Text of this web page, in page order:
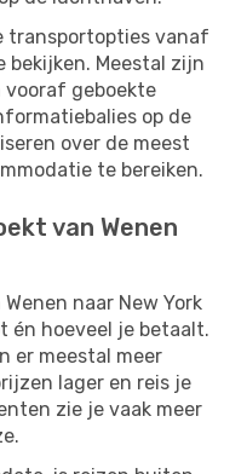
transportopties vanaf
Meestal zijn
vooraf geboekte
op de
over de meest
te bereiken.
van Wenen
naar New York
én hoeveel je betaalt.
er meestal meer
lager en reis je
zie je vaak meer